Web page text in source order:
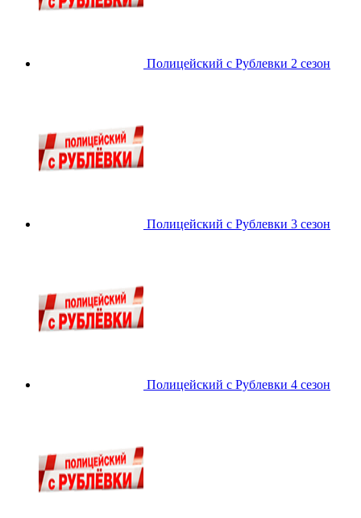
Полицейский с Рублевки 2 сезон
Полицейский с Рублевки 3 сезон
Полицейский с Рублевки 4 сезон